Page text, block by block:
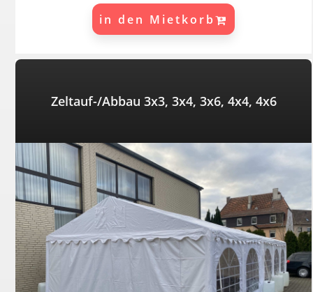
in den Mietkorb
Zeltauf-/Abbau 3x3, 3x4, 3x6, 4x4, 4x6